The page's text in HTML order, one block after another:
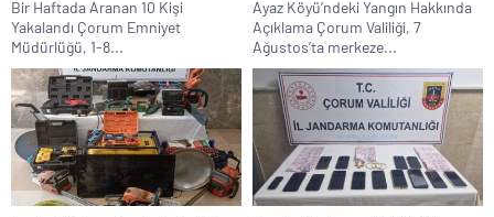
Bir Haftada Aranan 10 Kişi
Yakalandı Çorum Emniyet
Müdürlüğü, 1-8...
Ayaz Köyü’ndeki Yangın Hakkında
Açıklama Çorum Valiliği, 7
Ağustos’ta merkeze...